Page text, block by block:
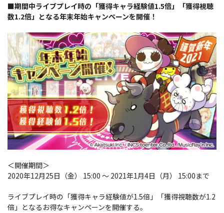
■期間中ライブプレイ時の「獲得キャラ経験値1.5倍」「獲得視聴
数1.2倍」となる年末年始キャンペーンを開催！
＜開催期間＞
2020年12月25日（金） 15:00 ～ 2021年1月4日（月） 15:00まで
ライブプレイ時の「獲得キャラ経験値が1.5倍」「獲得視聴数が1.2
倍」となるお得なキャンペーンを開催する。